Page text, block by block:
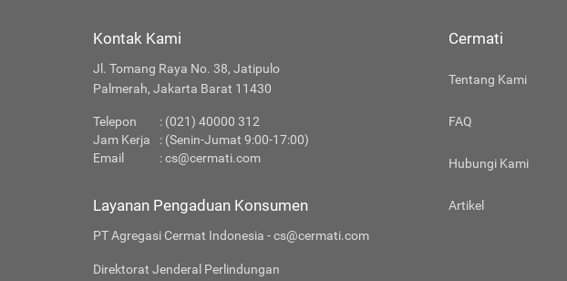
Kontak Kami
Jl. Tomang Raya No. 38, Jatipulo
Palmerah, Jakarta Barat 11430
Telepon
: (021) 40000 312
Jam Kerja
: (Senin-Jumat 9:00-17:00)
Email
:cs@cermati.com
Layanan Pengaduan Konsumen
PT Agregasi Cermat Indonesia - cs@cermati.com
Direktorat Jenderal Perlindungan
Cermati
Tentang Kami
FAQ
Hubungi Kami
Artikel